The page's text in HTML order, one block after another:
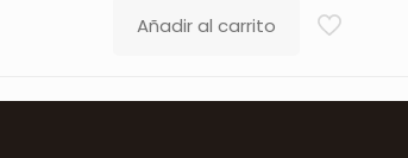
Añadir al carrito